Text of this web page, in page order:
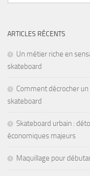
ARTICLES RÉCENTS
Un métier riche en
skateboard
Comment décrocher
skateboard
Skateboard urbain :
économiques majeurs
Maquillage pour